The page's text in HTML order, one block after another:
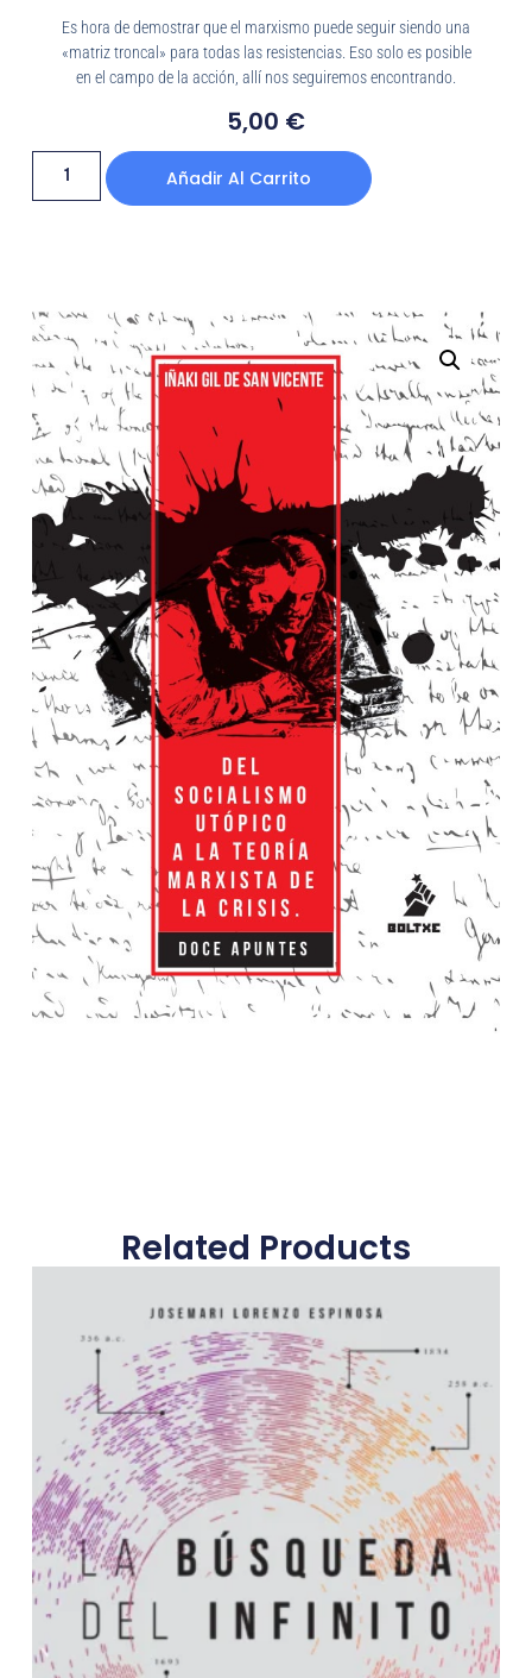
Es hora de demostrar que el marxismo puede seguir siendo una
«matriz troncal» para todas las resistencias. Eso solo es posible
en el campo de la acción, allí nos seguiremos encontrando.
5,00 €
Añadir Al Carrito
Related Products